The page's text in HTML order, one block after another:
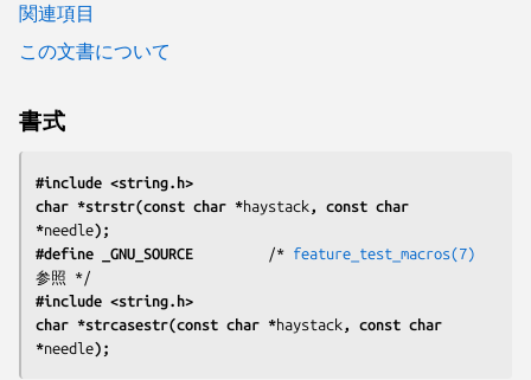
関連項目
この文書について
書式
#include <string.h>
char *strstr(const char *haystack , const char
*needle);
#define _GNU_SOURCE
         /*
feature_test_macros(7)
参照 */
#include <string.h>
char *strcasestr(const char *haystack , const char
*needle);